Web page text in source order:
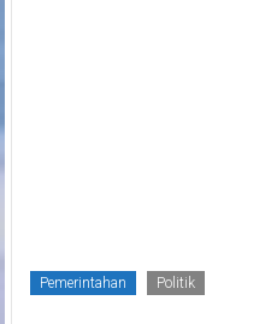
Pemerintahan Politik